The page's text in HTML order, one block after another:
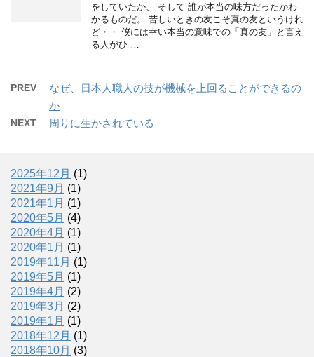
をしていたか、 そして 誰が本当の味方だったかわ
かるものだ。 苦しいときの友こそ真の友というけれ
ど・・ 僕には幸い本当の意味での「真の友」と言え
る人がひ …
PREV
なぜ、日本人職人の技が機械を上回ることができるの
か
NEXT 周りに生かされている
2025年12月 (1)
2021年9月 (1)
2021年1月 (1)
2020年5月 (4)
2020年4月 (1)
2020年1月 (1)
2019年11月 (1)
2019年5月 (1)
2019年4月 (2)
2019年3月 (2)
2019年1月 (1)
2018年12月 (1)
2018年10月 (3)